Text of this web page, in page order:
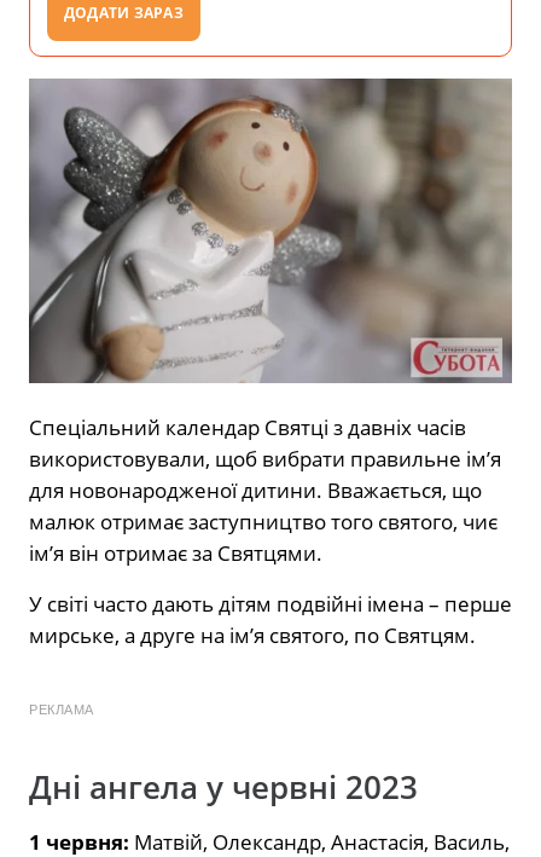
ДОДАТИ ЗАРАЗ
Спеціальний календар Святці з давніх часів
використовували, щоб вибрати правильне ім’я
для новонародженої дитини. Вважається, що
малюк отримає заступництво того святого, чиє
ім’я він отримає за Святцями.
У світі часто дають дітям подвійні імена – перше
мирське, а друге на ім’я святого, по Святцям.
РЕКЛАМА
Дні ангела у червні 2023
1 червня: Матвій, Олександр, Анастасія, Василь,